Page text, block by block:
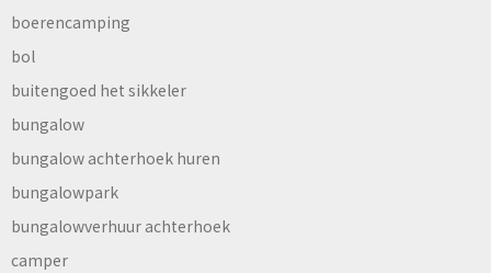
boerencamping
bol
buitengoed het sikkeler
bungalow
bungalow achterhoek huren
bungalowpark
bungalowverhuur achterhoek
camper